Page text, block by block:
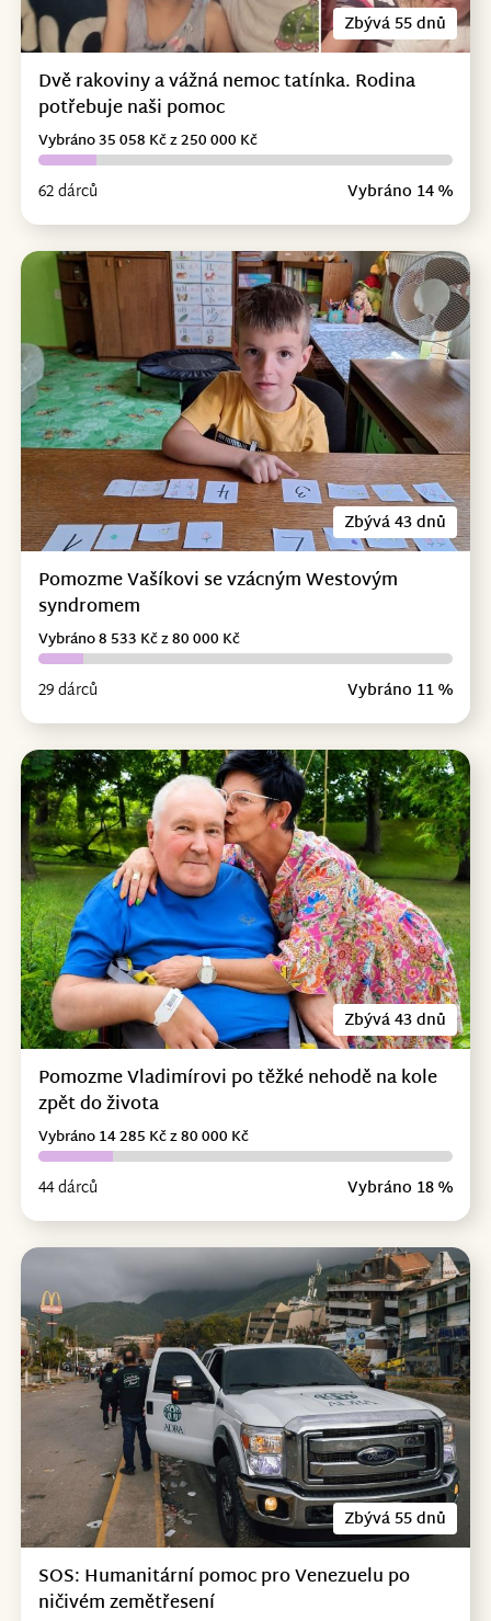
Zbývá 55 dnů
Dvě rakoviny a vážná nemoc tatínka. Rodina
potřebuje naši pomoc
62 dárců Vybráno 14 %
Vybráno 35 058 Kč z 250 000 Kč
Zbývá 43 dnů
Pomozme Vašíkovi se vzácným Westovým
syndromem
29 dárců Vybráno 11 %
Vybráno 8 533 Kč z 80 000 Kč
Zbývá 43 dnů
Pomozme Vladimírovi po těžké nehodě na kole
zpět do života
44 dárců Vybráno 18 %
Vybráno 14 285 Kč z 80 000 Kč
Zbývá 55 dnů
SOS: Humanitární pomoc pro Venezuelu po
ničivém zemětřesení